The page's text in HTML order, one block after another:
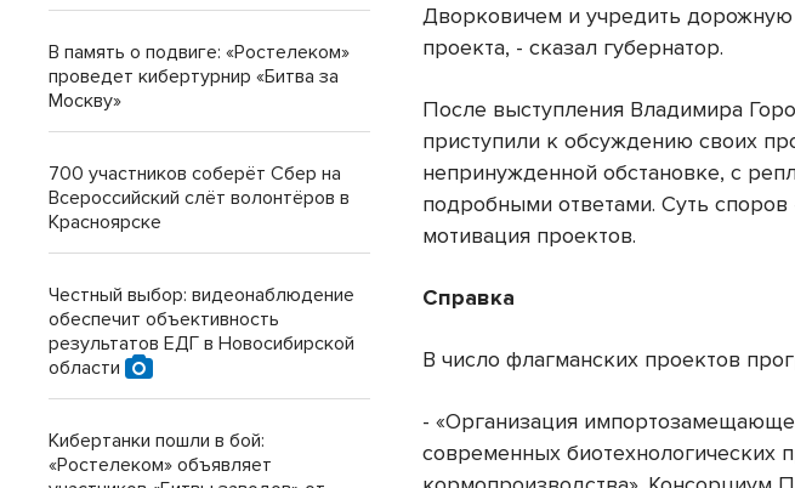
Дворковичем и учредить дорожную
проекта, - сказал губернатор.
После выступления Владимира
приступили к обсуждению своих
непринужденной обстановке, с
подробными ответами. Суть споров
мотивация проектов.
Справка
В число флагманских проектов
- «Организация
современных биотехнологических
В память о подвиге: «Ростелеком»
проведет кибертурнир «Битва за
Москву»
700 участников соберёт Сбер на
Всероссийский слёт волонтёров в
Красноярске
Честный выбор: видеонаблюдение
обеспечит объективность
результатов ЕДГ в Новосибирской
области
Кибертанки пошли в бой:
«Ростелеком» объявляет